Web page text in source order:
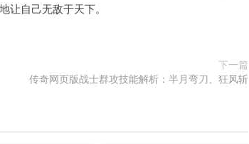
自己无敌于天下。
下一篇
传奇网页版战士群攻技能解析：半月弯刀、狂风斩